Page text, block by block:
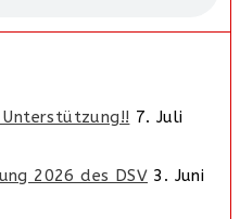
7. Juli
2026 des DSV 3. Juni